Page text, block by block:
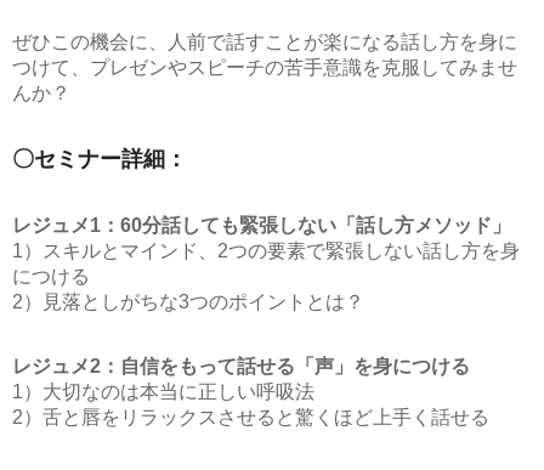
ぜひこの機会に、人前で話すことが楽になる話し方を身に
つけて、プレゼンやスピーチの苦手意識を克服してみませ
んか？
〇セミナー詳細：
レジュメ1：60分話しても緊張しない「話し方メソッド」
1）スキルとマインド、2つの要素で緊張しない話し方を身
につける
2）見落としがちな3つのポイントとは？
レジュメ2：自信をもって話せる「声」を身につける
1）大切なのは本当に正しい呼吸法
2）舌と唇をリラックスさせると驚くほど上手く話せる